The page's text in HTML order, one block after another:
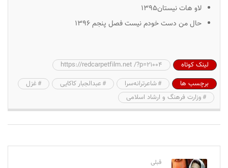
لاو هات نیستان۱۳۹۵
حال من دست خودم نیست فصل پنجم ۱۳۹۶
لینک کوتاه
https://redcarpetfilm.net /?p=21004
برچسب ها
شاعرترانه‌سرا عبدالجبار کاکایی
غزل
وزارت فرهنگ و ارشاد اسلامی
قبلی